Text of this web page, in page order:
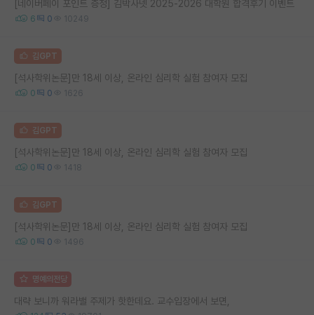
[네이버페이 포인트 증정] 김박사넷 2025-2026 대학원 합격후기 이벤트
6 0 10249
김GPT
[석사학위논문]만 18세 이상, 온라인 심리학 실험 참여자 모집
0 0 1626
김GPT
[석사학위논문]만 18세 이상, 온라인 심리학 실험 참여자 모집
0 0 1418
김GPT
[석사학위논문]만 18세 이상, 온라인 심리학 실험 참여자 모집
0 0 1496
명예의전당
대략 보니까 워라밸 주제가 핫한데요. 교수입장에서 보면,